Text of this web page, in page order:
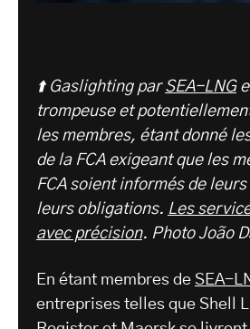
⬆️ Gaslighting parSEA-LNG
trompeuse et
les membres, étant donné
de la FCA exigeant que les
FCA soient informés de
leurs obligations. Les
avec précision. Photo João
En étant membres de SEA-
entreprises telles que Shell